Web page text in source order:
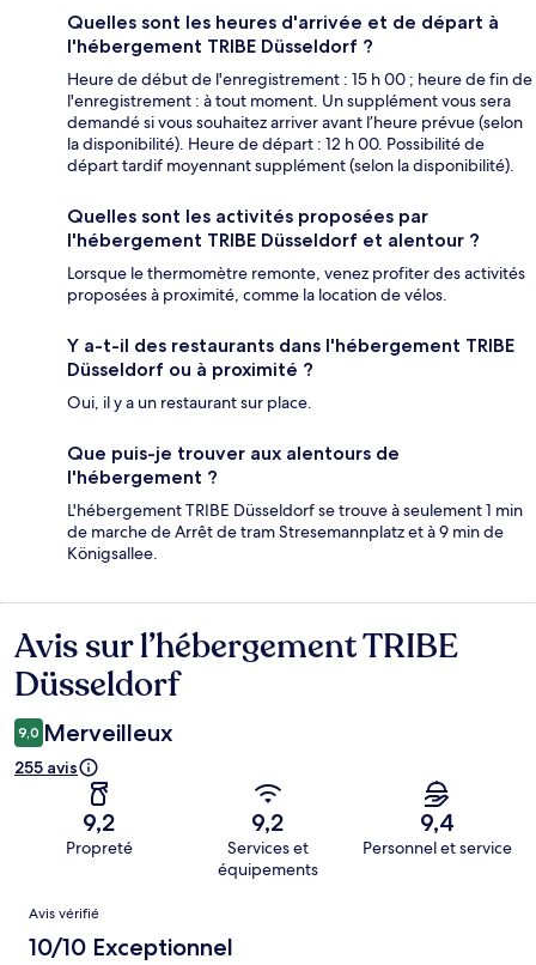
Quelles sont les heures d'arrivée et de départ à
l'hébergement TRIBE Düsseldorf ?
Heure de début de l'enregistrement : 15 h 00 ; heure de fin de
l'enregistrement : à tout moment. Un supplément vous sera
demandé si vous souhaitez arriver avant l’heure prévue (selon
la disponibilité). Heure de départ : 12 h 00. Possibilité de
départ tardif moyennant supplément (selon la disponibilité).
Quelles sont les activités proposées par
l'hébergement TRIBE Düsseldorf et alentour ?
Lorsque le thermomètre remonte, venez profiter des activités
proposées à proximité, comme la location de vélos.
Y a-t-il des restaurants dans l'hébergement TRIBE
Düsseldorf ou à proximité ?
Oui, il y a un restaurant sur place.
Que puis-je trouver aux alentours de
l'hébergement ?
L'hébergement TRIBE Düsseldorf se trouve à seulement 1 min
de marche de Arrêt de tram Stresemannplatz et à 9 min de
Königsallee.
Avis
Avis sur l’hébergement TRIBE
Düsseldorf
9,0 Merveilleux
255 avis
9,2
Propreté
9,2
Services et
équipements
9,4
Personnel et service
Avis
Avis vérifié
10/10 Exceptionnel